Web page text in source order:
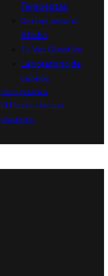
Terapeutas
Cartas para el
Atisbo
Tu Voz Creativa
Laboratorio de
sueños
Obra Plástica
El Hombre Jazmín
Contacto